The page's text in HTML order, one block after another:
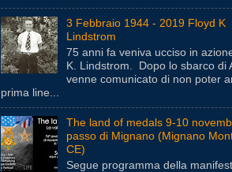
3 Febbraio 1944 - 2019 Floyd K
Lindstrom
75 anni fa veniva ucciso in
K. Lindstrom. Dopo lo sbarco di
venne comunicato di non poter
prima line...
The land of medals 9-10
passo di Mignano (Mignano
CE)
Segue programma della